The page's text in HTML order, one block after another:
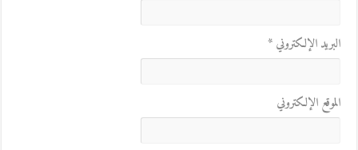
البريد الإلكتروني*
الموقع الإلكتروني